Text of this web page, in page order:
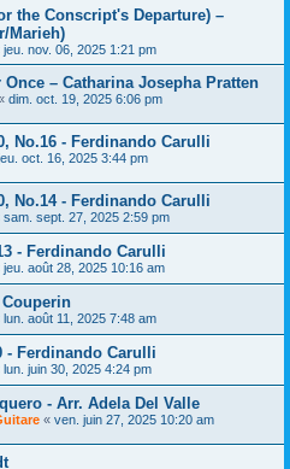
the Conscript's Departure) –
Marieh)
jeu. nov. 06, 2025 1:21 pm
– Catharina Josepha Pratten
dim. oct. 19, 2025 6:06 pm
No.16 - Ferdinando Carulli
oct. 16, 2025 3:44 pm
No.14 - Ferdinando Carulli
sam. sept. 27, 2025 2:59 pm
- Ferdinando Carulli
jeu. août 28, 2025 10:16 am
lun. août 11, 2025 7:48 am
- Ferdinando Carulli
lun. juin 30, 2025 4:24 pm
- Arr. Adela Del Valle
« ven. juin 27, 2025 10:20 am